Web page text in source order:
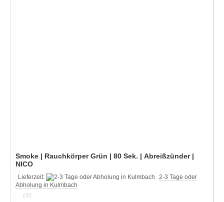
Smoke | Rauchkörper Grün | 80 Sek. | Abreißzünder |
NICO
Lieferzeit:
2-3 Tage oder
Abholung in Kulmbach
(0)